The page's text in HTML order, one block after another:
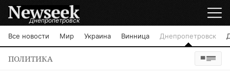
Днепропетровск
Все новости Мир Украина Винница Днепропетровск
ПОЛИТИКА